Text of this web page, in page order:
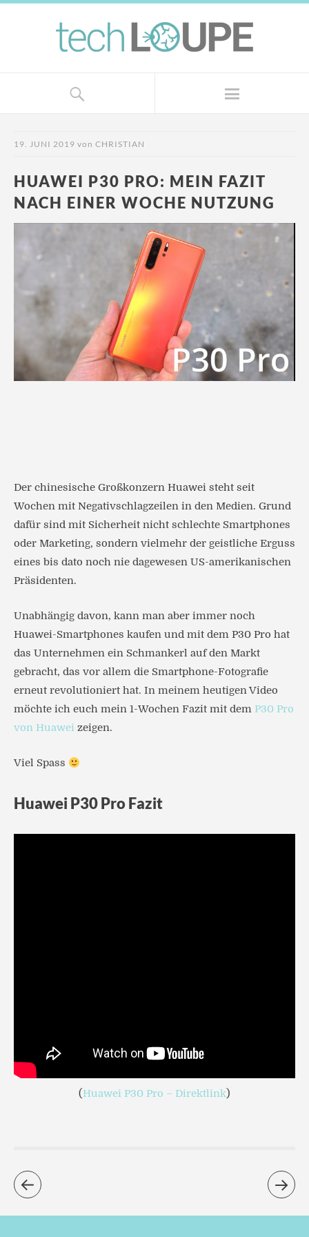
19. JUNI 2019 von CHRISTIAN
HUAWEI P30 PRO: MEIN FAZIT
NACH EINER WOCHE NUTZUNG
Der chinesische Großkonzern Huawei steht seit
Wochen mit Negativschlagzeilen in den Medien. Grund
dafür sind mit Sicherheit nicht schlechte Smartphones
oder Marketing, sondern vielmehr der geistliche Erguss
eines bis dato noch nie dagewesen US-amerikanischen
Präsidenten.
Unabhängig davon, kann man aber immer noch
Huawei-Smartphones kaufen und mit dem P30 Pro hat
das Unternehmen ein Schmankerl auf den Markt
gebracht, das vor allem die Smartphone-Fotografie
erneut revolutioniert hat. In meinem heutigen Video
möchte ich euch mein 1-Wochen Fazit mit dem P30 Pro
von Huawei zeigen.
Viel Spass
Huawei P30 Pro Fazit
(Huawei P30 Pro – Direktlink)